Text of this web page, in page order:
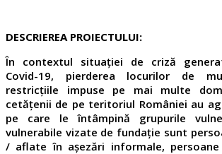
DESCRIEREA PROIECTULUI:
În contextul situației de criză
Covid-19, pierderea locurilor de
restricțiile impuse pe mai multe
cetățenii de pe teritoriul României au
pe care le întâmpină grupurile
vulnerabile vizate de fundație sunt
/ aflate în așezări informale,